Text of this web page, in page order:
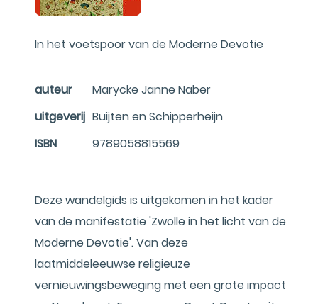
In het voetspoor van de Moderne Devotie
auteur
Marycke Janne Naber
uitgeverij Buijten en Schipperheijn
ISBN
9789058815569
Deze wandelgids is uitgekomen in het kader
van de manifestatie 'Zwolle in het licht van de
Moderne Devotie'. Van deze
laatmiddeleeuwse religieuze
vernieuwingsbeweging met een grote impact